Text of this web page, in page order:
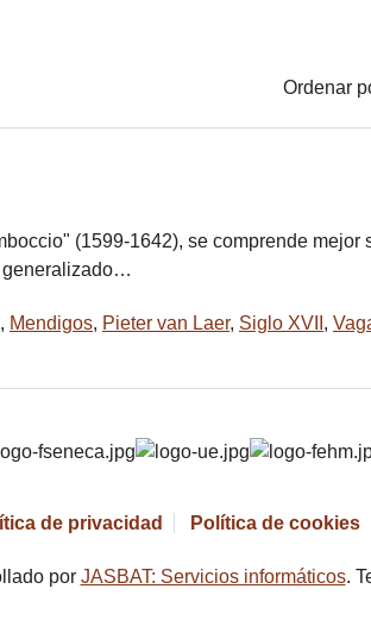
Ordenar
(1599-1642), se comprende
generalizado…
, Mendigos, Pieter van Laer, Siglo XVII ,
de privacidad Política de cookies
por JASBAT: Servicios informáticos.